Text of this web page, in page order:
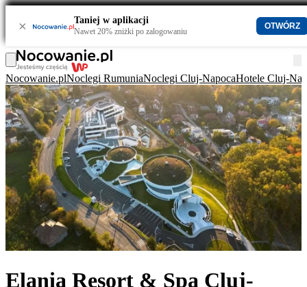
× Taniej w aplikacji
Nawet 20% zniżki po zalogowaniu
OTWÓRZ
Nocowanie.plNoclegi RumuniaNoclegi Cluj-NapocaHotele Cluj-
Elania Resort & Spa Cluj-